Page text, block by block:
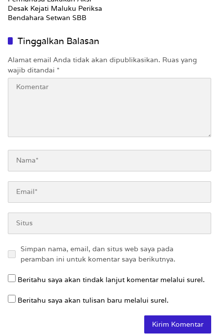
Desak Kejati Maluku Periksa
Bendahara Setwan SBB
Tinggalkan Balasan
Alamat email Anda tidak akan dipublikasikan. Ruas yang
wajib ditandai *
Simpan nama, email, dan situs web saya pada
peramban ini untuk komentar saya berikutnya.
Beritahu saya akan tindak lanjut komentar melalui surel.
Beritahu saya akan tulisan baru melalui surel.